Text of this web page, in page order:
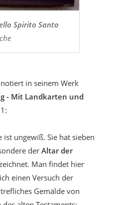
Spirito Santo
notiert in seinem Werk
- Mit Landkarten und
ungewiß. Sie hat sieben
der Altar der
Man findet hier
einen Versuch der
Gemälde von